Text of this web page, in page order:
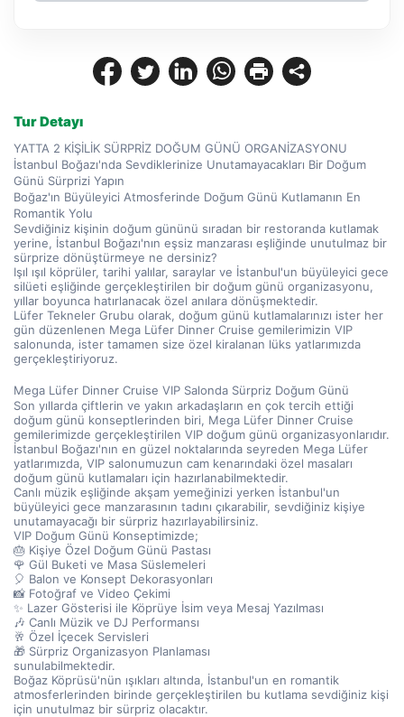
Tur Detayı
YATTA 2 KİŞİLİK SÜRPRİZ DOĞUM GÜNÜ ORGANİZASYONU
İstanbul Boğazı'nda Sevdiklerinize Unutamayacakları Bir Doğum
Günü Sürprizi Yapın
Boğaz'ın Büyüleyici Atmosferinde Doğum Günü Kutlamanın En
Romantik Yolu
Sevdiğiniz kişinin doğum gününü sıradan bir restoranda kutlamak
yerine, İstanbul Boğazı'nın eşsiz manzarası eşliğinde unutulmaz bir
sürprize dönüştürmeye ne dersiniz?
Işıl ışıl köprüler, tarihi yalılar, saraylar ve İstanbul'un büyüleyici gece
silüeti eşliğinde gerçekleştirilen bir doğum günü organizasyonu,
yıllar boyunca hatırlanacak özel anılara dönüşmektedir.
Lüfer Tekneler Grubu olarak, doğum günü kutlamalarınızı ister her
gün düzenlenen Mega Lüfer Dinner Cruise gemilerimizin VIP
salonunda, ister tamamen size özel kiralanan lüks yatlarımızda
gerçekleştiriyoruz.
Mega Lüfer Dinner Cruise VIP Salonda Sürpriz Doğum Günü
Son yıllarda çiftlerin ve yakın arkadaşların en çok tercih ettiği
doğum günü konseptlerinden biri, Mega Lüfer Dinner Cruise
gemilerimizde gerçekleştirilen VIP doğum günü organizasyonlarıdır.
İstanbul Boğazı'nın en güzel noktalarında seyreden Mega Lüfer
yatlarımızda, VIP salonumuzun cam kenarındaki özel masaları
doğum günü kutlamaları için hazırlanabilmektedir.
Canlı müzik eşliğinde akşam yemeğinizi yerken İstanbul'un
büyüleyici gece manzarasının tadını çıkarabilir, sevdiğiniz kişiye
unutamayacağı bir sürpriz hazırlayabilirsiniz.
VIP Doğum Günü Konseptimizde;
🎂 Kişiye Özel Doğum Günü Pastası
🌹 Gül Buketi ve Masa Süslemeleri
🎈 Balon ve Konsept Dekorasyonları
📸 Fotoğraf ve Video Çekimi
✨ Lazer Gösterisi ile Köprüye İsim veya Mesaj Yazılması
🎶 Canlı Müzik ve DJ Performansı
🥂 Özel İçecek Servisleri
🎁 Sürpriz Organizasyon Planlaması
sunulabilmektedir.
Boğaz Köprüsü'nün ışıkları altında, İstanbul'un en romantik
atmosferlerinden birinde gerçekleştirilen bu kutlama sevdiğiniz kişi
için unutulmaz bir sürpriz olacaktır.